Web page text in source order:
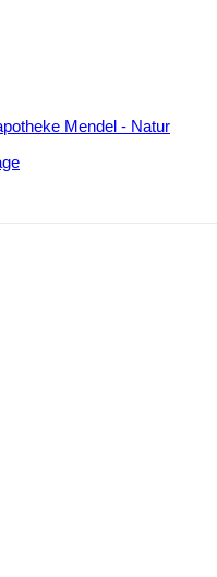
Mendel - Natur